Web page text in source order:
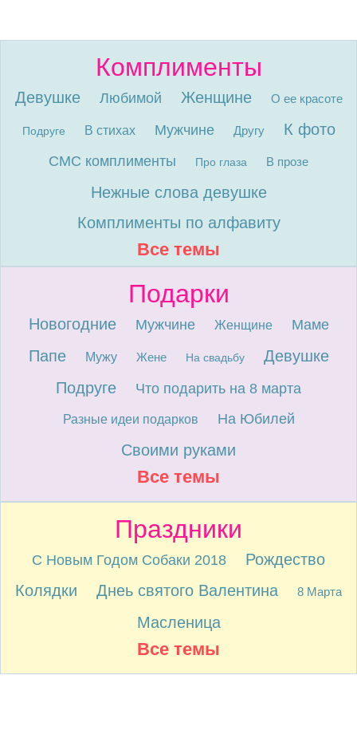
Комплименты
Девушке Любимой Женщине О ее красоте
Подруге В стихах Мужчине Другу К фото
СМС комплименты Про глаза В прозе
Нежные слова девушке
Комплименты по алфавиту
Все темы
Подарки
Новогодние Мужчине Женщине Маме
Папе Мужу Жене На свадьбу
Девушке
Подруге
Что подарить на 8 марта
Разные идеи подарков На Юбилей
Своими руками
Все темы
Праздники
С Новым Годом Собаки 2018
Рождество
Колядки
Днеь святого Валентина 8 Марта
Масленица
Все темы